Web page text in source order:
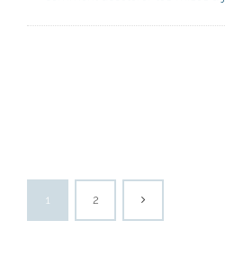
1 2